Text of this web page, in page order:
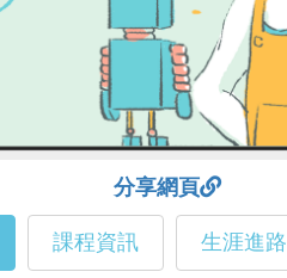
分享網頁
課程資訊 生涯進路